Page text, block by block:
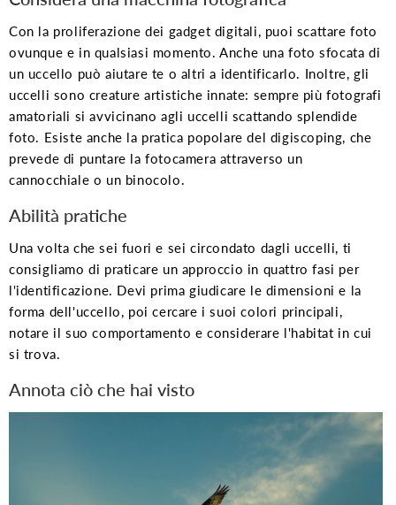
Con la proliferazione dei gadget digitali, puoi scattare foto
ovunque e in qualsiasi momento. Anche una foto sfocata di
un uccello può aiutare te o altri a identificarlo. Inoltre, gli
uccelli sono creature artistiche innate: sempre più fotografi
amatoriali si avvicinano agli uccelli scattando splendide
foto. Esiste anche la pratica popolare del digiscoping, che
prevede di puntare la fotocamera attraverso un
cannocchiale o un binocolo.
Abilità pratiche
Una volta che sei fuori e sei circondato dagli uccelli, ti
consigliamo di praticare un approccio in quattro fasi per
l'identificazione. Devi prima giudicare le dimensioni e la
forma dell'uccello, poi cercare i suoi colori principali,
notare il suo comportamento e considerare l'habitat in cui
si trova.
Annota ciò che hai visto